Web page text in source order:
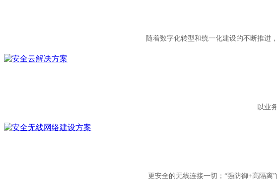
随着数字化转型和统一化建设的不断推进
以业
更安全的无线连接一切；“强防御+高隔